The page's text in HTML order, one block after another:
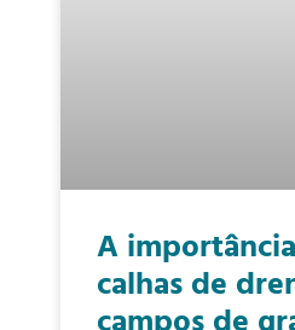
A
calhas de
campos de